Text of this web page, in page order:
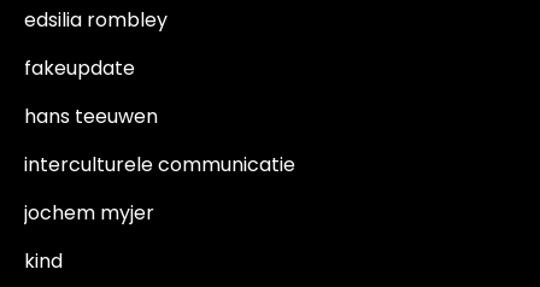
edsilia rombley
fakeupdate
hans teeuwen
interculturele communicatie
jochem myjer
kind